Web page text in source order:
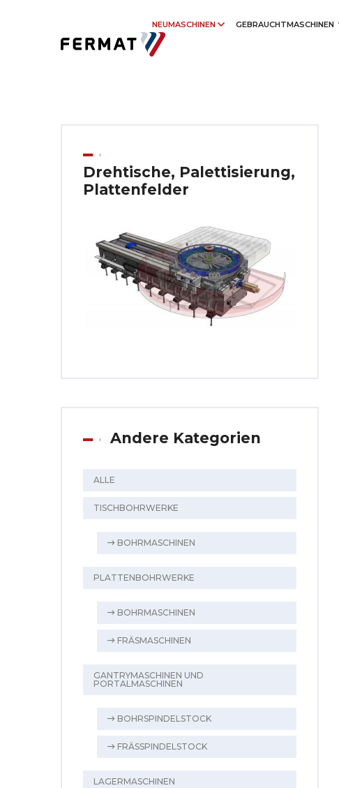
NEUMASCHINEN GEBRAUCHTMASCHINEN
Drehtische, Palettisierung,
Plattenfelder
Andere Kategorien
ALLE
TISCHBOHRWERKE
BOHRMASCHINEN
PLATTENBOHRWERKE
BOHRMASCHINEN
FRÄSMASCHINEN
GANTRYMASCHINEN UND
PORTALMASCHINEN
BOHRSPINDELSTOCK
FRÄSSPINDELSTOCK
LAGERMASCHINEN